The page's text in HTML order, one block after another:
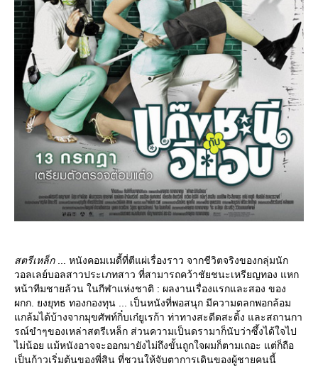
สตรีเหล็ก... หนังคอมเมดี้ที่ตีแผ่เรื่องราว จากชีวิตจริงของกลุ่มนัก
วอลเลย์บอลสาวประเภทสาว ที่สามารถคว้าชัยชนะเหรียญทอง แหก
หน้าทีมชายล้วน ในกีฬาแห่งชาติ : ผลงานเรื่องแรกและสอง ของ
ผกก. ยงยุทธ ทองกองทุน ... เป็นหนังที่พอสนุก มีความตลกพอกล้อม
กล้มได้บ้างจากมุขศัพท์กิ๋บเก๋ยูเรก้า ท่าทางสะดีดสะดิ้ง และสถานกา
รณ์ขำๆของเหล่าสตรีเหล็ก ส่วนความเป็นดรามาก็นับว่าซึ้งได้ใจไป
ไม่น้อย แม้หนังอาจจะออกมายังไม่ถึงขั้นถูกใจผมก็ตามเถอะ แต่ก็ถือ
เป็นก้าวเริ่มต้นของพี่สิน ที่ชวนให้จับตาการเดินของผู้ชายคนนี้